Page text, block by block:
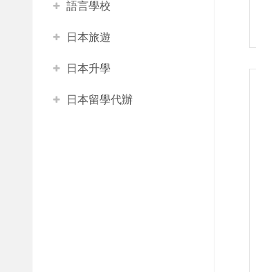
語言學校
日本旅遊
日本升學
日本留學代辦